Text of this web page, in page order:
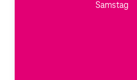
Samstag